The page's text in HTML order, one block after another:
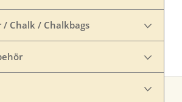
Chalk / Chalkbags